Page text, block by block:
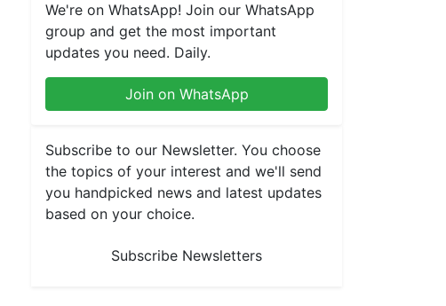
We're on WhatsApp! Join our WhatsApp
group and get the most important
updates you need. Daily.
Join on WhatsApp
Subscribe to our Newsletter. You choose
the topics of your interest and we'll send
you handpicked news and latest updates
based on your choice.
Subscribe Newsletters